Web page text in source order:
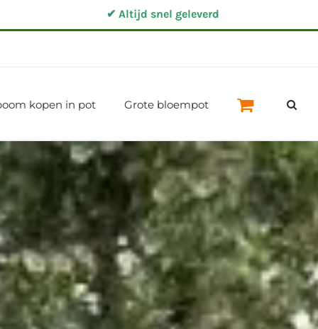
✔ Altijd snel geleverd
kopen in pot Grote bloempot